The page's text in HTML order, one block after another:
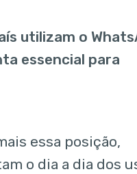
utilizam o
essencial para
essa posição,
o dia a dia dos